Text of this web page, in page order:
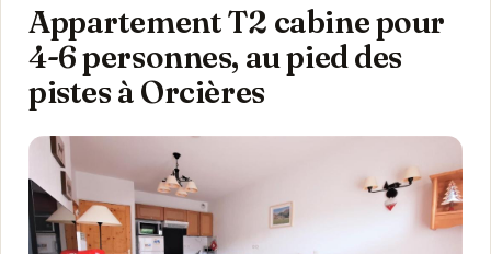
Appartement T2 cabine pour
4-6 personnes, au pied des
pistes à Orcières